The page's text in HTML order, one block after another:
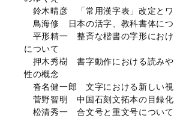
鈴木晴彦 「常用漢字表」改定とワ
鳥海修 日本の活字、教科書体につ
平形精一 整斉な楷書の字形におけ
について
押木秀樹 書字動作における読みや
性の概念
沓名健一郎 文字における新しい視
菅野智明 中国石刻文拓本の目録化
松清秀一 合文号と重文号について